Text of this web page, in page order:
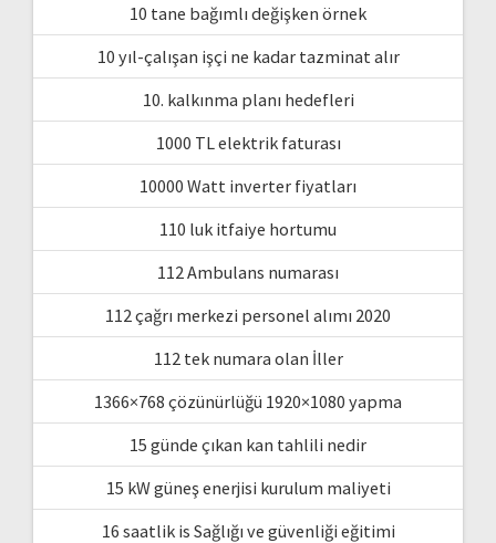
10 tane bağımlı değişken örnek
10 yıl-çalışan işçi ne kadar tazminat alır
10. kalkınma planı hedefleri
1000 TL elektrik faturası
10000 Watt inverter fiyatları
110 luk itfaiye hortumu
112 Ambulans numarası
112 çağrı merkezi personel alımı 2020
112 tek numara olan İller
1366×768 çözünürlüğü 1920×1080 yapma
15 günde çıkan kan tahlili nedir
15 kW güneş enerjisi kurulum maliyeti
16 saatlik is Sağlığı ve güvenliği eğitimi